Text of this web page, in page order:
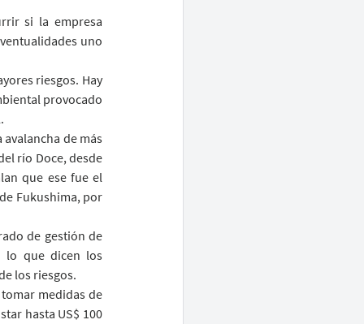
si la empresa
uno
riesgos. Hay
provocado
de más
río Doce, desde
que ese fue el
Fukushima, por
de gestión de
lo que dicen los
los riesgos.
medidas de
hasta US$ 100